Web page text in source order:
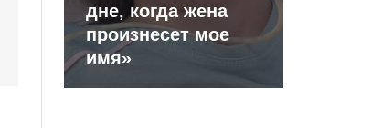
дне, когда жена
произнесет мое
имя»